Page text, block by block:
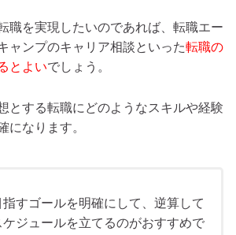
職を実現したいのであれば、転職エー
ャンプのキャリア相談といった転職の
とよいでしょう。
とする転職にどのようなスキルや経験
になります。
指すゴールを明確にして、逆算して
ケジュールを立てるのがおすすめで